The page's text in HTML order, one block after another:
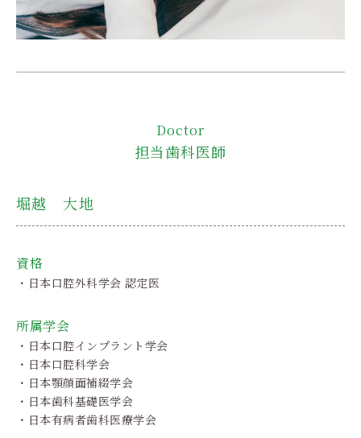
Doctor
担当歯科医師
堀越 大地
資格
・日本口腔外科学会 認定医
所属学会
・日本口腔インプラント学会
・日本口腔科学会
・日本顎顔面補綴学会
・日本歯科基礎医学会
・日本有病者歯科医療学会